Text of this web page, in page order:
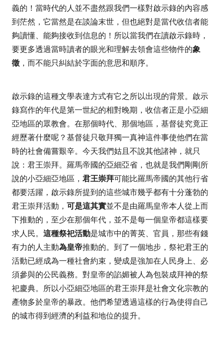
義的！當時代的人並不盡然跟我們一樣對啟示錄的內容感
到茫然，它當然是在談論末世，但也絕對是當代收信者能
夠讀懂、能夠接收到信息的！所以當我們在讀啟示錄時，
要更多透過當時讀者的眼光和理解去領會這些物件的象
徵 ，而不能只糾結於字面的意思和順序。
啟示錄的這種文學表達方式有它之所以出現的背景。啟示
錄寫作的年代是第一世紀的相對晚期，收信者正是小亞細
亞地區的眾教會。在那個時代、那個地區，基督徒究竟正
經歷著什麼呢？基督徒只敬拜獨一真神這件事使他們在當
時的社會備嘗艱辛。今天我們姑且不說其他諸神，就只
說：君王崇拜。羅馬帝國的亞細亞省，也就是我們剛剛所
說的小亞細亞地區， 君王崇拜可能比羅馬帝國的其他行省
都要活躍，啟示錄所提到的這些城市幾乎都有十分蓬勃的
君王崇拜活動， 可是這其實並不是由羅馬皇帝本人從上而
下推動的，至少在那個年代，並不是每一個皇帝都這樣要
求人民。 這種祭祀活動是城市中的菁英、官員，那些有錢
有力的人主動為皇帝推動的。到了一個地步，祭祀君王的
活動已經成為一種社會約束，變成是強加在人民身上、必
須參與的公民義務。對皇帝的諂媚被人為包裝成拜神的祭
祀慶典。所以小亞細亞地區的君王崇拜是社會文化宗教的
產物多於皇帝的暴政。他們希望透過這樣的行為使得自己
的城市得到經濟的利益和地位的提升。